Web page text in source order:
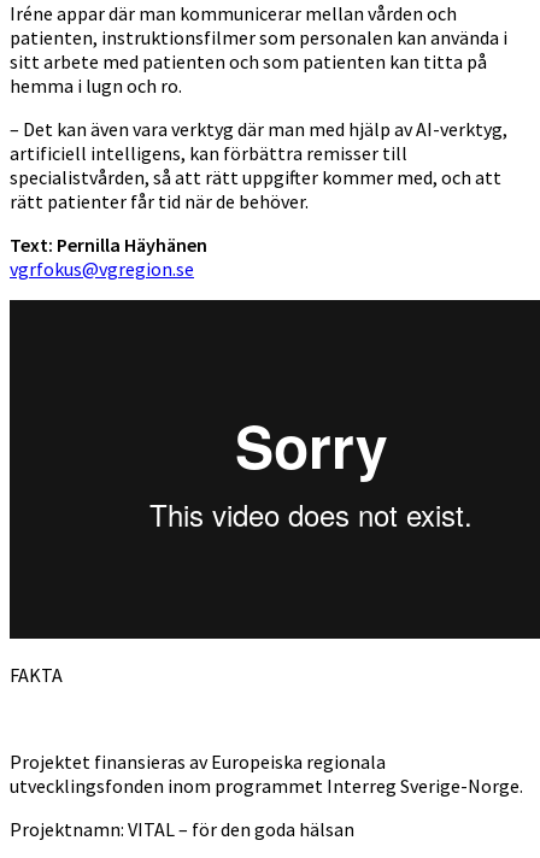
Iréne appar där man kommunicerar mellan vården och
patienten, instruktionsfilmer som personalen kan använda i
sitt arbete med patienten och som patienten kan titta på
hemma i lugn och ro.
– Det kan även vara verktyg där man med hjälp av AI-verktyg,
artificiell intelligens, kan förbättra remisser till
specialistvården, så att rätt uppgifter kommer med, och att
rätt patienter får tid när de behöver.
Text: Pernilla Häyhänen
vgrfokus@vgregion.se
FAKTA
Projektet finansieras av Europeiska regionala
utvecklingsfonden inom programmet Interreg Sverige-Norge.
Projektnamn: VITAL – för den goda hälsan